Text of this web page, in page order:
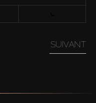
SUIVANT